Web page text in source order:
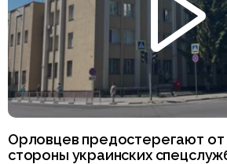
Орловцев предостерегают от
стороны украинских